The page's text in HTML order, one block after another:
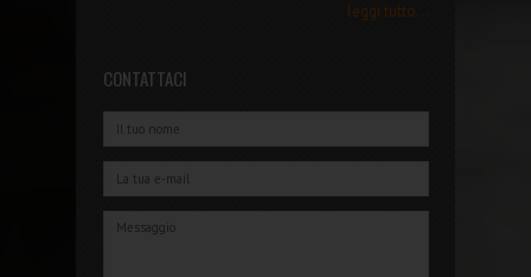
leggi tutto...
CONTATTACI